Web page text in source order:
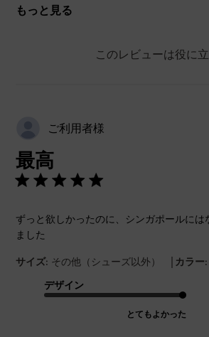
もっと見る
このレビューは役に
ご利用者様
最高
ずっと欲しかったのに、シンガポールには
ました
サイズ: その他（シューズ以外） | カラー:
デザイン
とてもよかった